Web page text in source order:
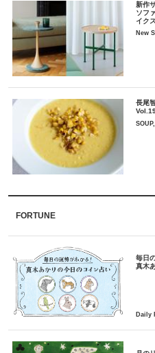
新作
ソフ
イク
New
長尾
FORTUNE
毎日